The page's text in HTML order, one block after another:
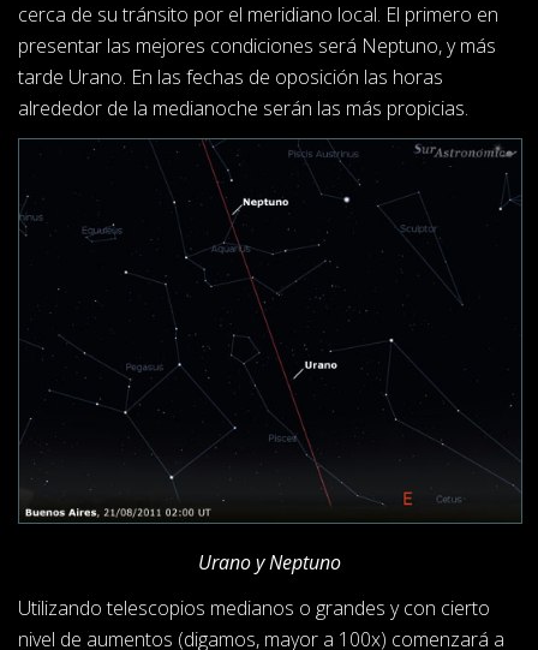
cerca de su tránsito por el meridiano local. El primero en
presentar las mejores condiciones será Neptuno, y más
tarde Urano. En las fechas de oposición las horas
alrededor de la medianoche serán las más propicias.
Urano y Neptuno
Utilizando telescopios medianos o grandes y con cierto
nivel de aumentos (digamos, mayor a 100x) comenzará a